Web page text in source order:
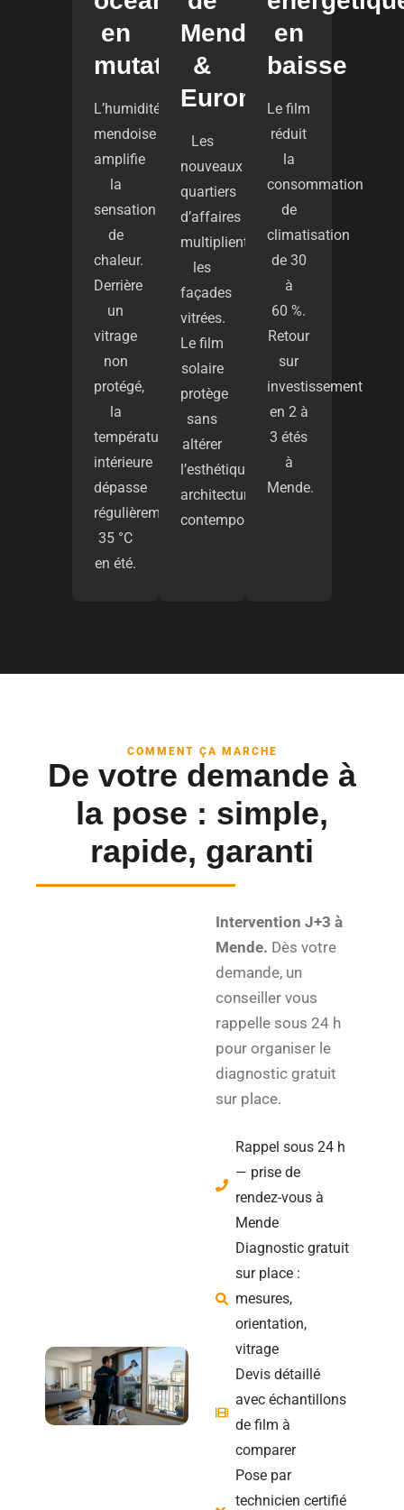
en
mutation
L’humidité
mendoise
amplifie
la
sensation
de
chaleur.
Derrière
un
vitrage
non
protégé,
la
température
intérieure
dépasse
régulièrement
35 °C
en été.
Mende
&
Euromende
Les
nouveaux
quartiers
d’affaires
multiplient
les
façades
vitrées.
Le film
solaire
protège
sans
altérer
l’esthétique
architecturale
contemporaine.
en
baisse
Le film
réduit
la
consommation
de
climatisation
de 30
à
60 %.
Retour
sur
investissement
en 2 à
3 étés
à
Mende.
COMMENT ÇA MARCHE
De votre demande à
la pose : simple,
rapide, garanti
Intervention J+3 à
Mende. Dès votre
demande, un
conseiller vous
rappelle sous 24 h
pour organiser le
diagnostic gratuit
sur place.
Rappel sous 24 h
— prise de
rendez-vous à
Mende
Diagnostic gratuit
sur place :
mesures,
orientation,
vitrage
Devis détaillé
avec échantillons
de film à
comparer
Pose par
technicien certifié